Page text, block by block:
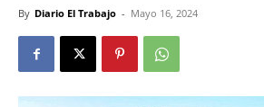
By Diario El Trabajo - Mayo 16, 2024